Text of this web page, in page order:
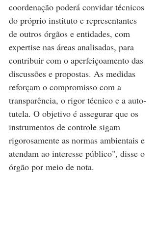
coordenação poderá convidar técnicos
do próprio instituto e representantes
de outros órgãos e entidades, com
expertise nas áreas analisadas, para
contribuir com o aperfeiçoamento das
discussões e propostas. As medidas
reforçam o compromisso com a
transparência, o rigor técnico e a auto-
tutela. O objetivo é assegurar que os
instrumentos de controle sigam
rigorosamente as normas ambientais e
atendam ao interesse público", disse o
órgão por meio de nota.